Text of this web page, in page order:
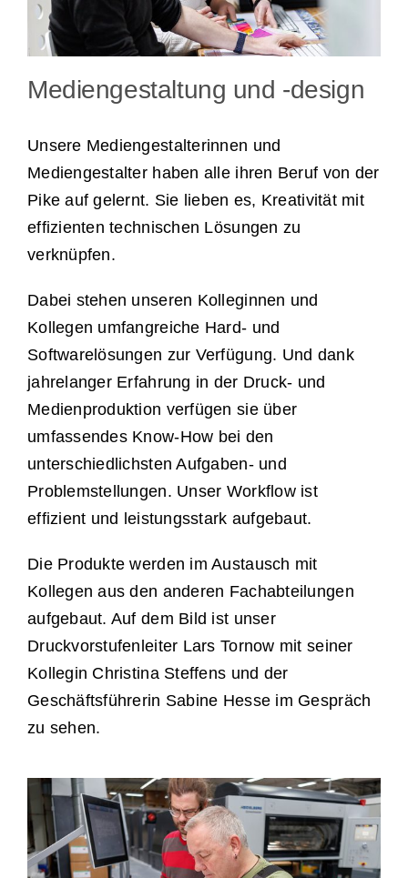
Mediengestaltung und -design
Unsere Mediengestalterinnen und
Mediengestalter haben alle ihren Beruf von der
Pike auf gelernt. Sie lieben es, Kreativität mit
effizienten technischen Lösungen zu
verknüpfen.
Dabei stehen unseren Kolleginnen und
Kollegen umfangreiche Hard- und
Softwarelösungen zur Verfügung. Und dank
jahrelanger Erfahrung in der Druck- und
Medienproduktion verfügen sie über
umfassendes Know-How bei den
unterschiedlichsten Aufgaben- und
Problemstellungen. Unser Workflow ist
effizient und leistungsstark aufgebaut.
Die Produkte werden im Austausch mit
Kollegen aus den anderen Fachabteilungen
aufgebaut. Auf dem Bild ist unser
Druckvorstufenleiter Lars Tornow mit seiner
Kollegin Christina Steffens und der
Geschäftsführerin Sabine Hesse im Gespräch
zu sehen.